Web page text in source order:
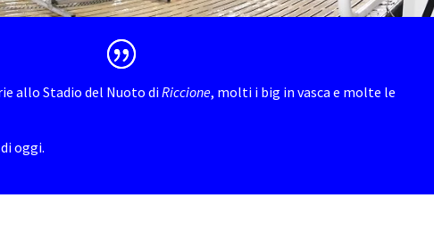
allo Stadio del Nuoto diRiccione, molti i big in vasca e molte le
oggi.